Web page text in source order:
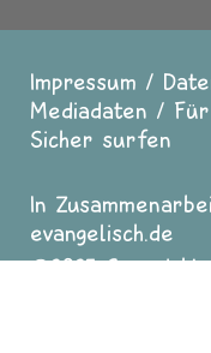
Fußzeile
Impressum
Mediadaten
Sicher surfen
In
evangelisch.de
2025 Copyright